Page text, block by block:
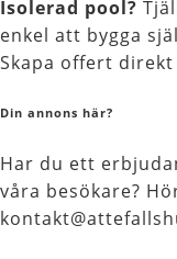
Isolerad pool?
enkel att bygga
Skapa offert
Din annons här?
Har du ett
våra besökare?